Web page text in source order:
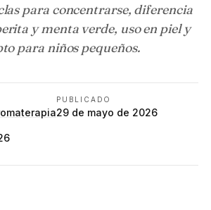
para concentrarse, diferencia
y menta verde, uso en piel y
para niños pequeños.
PUBLICADO
29 de mayo de 2026